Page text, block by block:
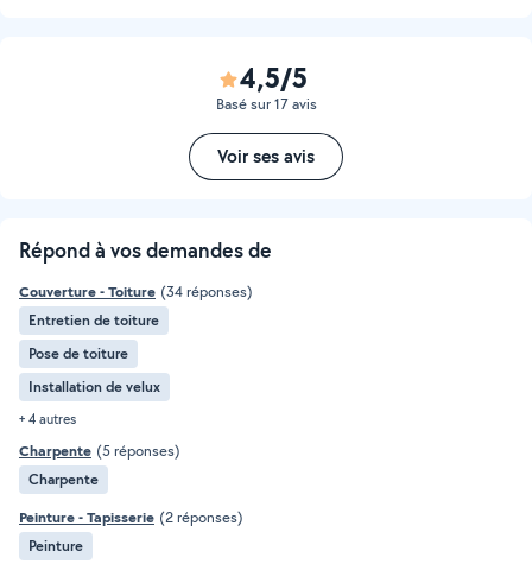
4,5/5
Basé sur 17 avis
Voir ses avis
Répond à vos demandes de
Couverture - Toiture (34 réponses)
Entretien de toiture
Pose de toiture
Installation de velux
+ 4 autres
Charpente (5 réponses)
Charpente
Peinture - Tapisserie (2 réponses)
Peinture